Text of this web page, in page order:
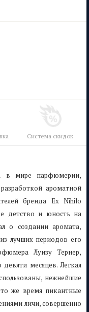
Система скидок
в мире парфюмерии,
ароматной
бренда Ex Nihilo
детство и юность на
о создании аромата,
лучших периодов его
Луизу Тернер,
месяцев. Легкая
нежнейшие
же время пикантные
личи, совершенно